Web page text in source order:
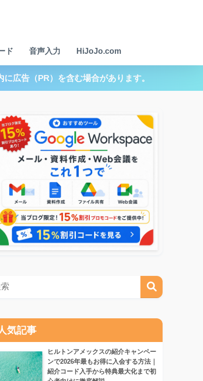
ド 音声入力 HiJoJo.com
広告（PR）を含む場合があります。
気記事
ヒルトンアメックスの紹介キャンペー
ンで2026年最もお得に入会する方法｜
紹介コード入手から特典最大化まで初